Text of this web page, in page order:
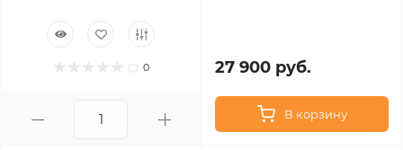
0 27 900 руб.
В корзину